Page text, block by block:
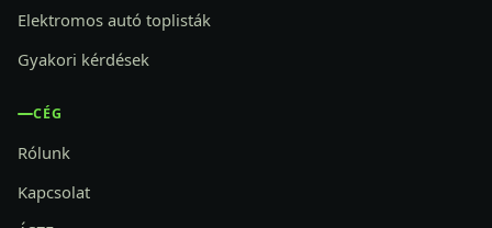
Elektromos autó toplisták
Gyakori kérdések
CÉG
Rólunk
Kapcsolat